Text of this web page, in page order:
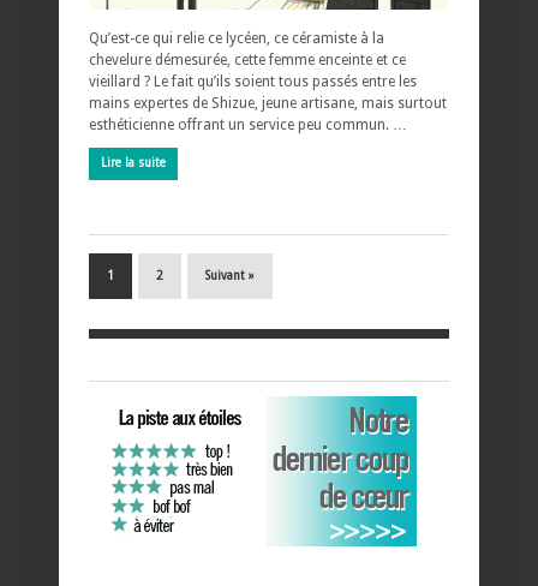
Qu’est-ce qui relie ce lycéen, ce céramiste à la
chevelure démesurée, cette femme enceinte et ce
vieillard ? Le fait qu’ils soient tous passés entre les
mains expertes de Shizue, jeune artisane, mais surtout
esthéticienne offrant un service peu commun. …
Lire la suite
1 2 Suivant »